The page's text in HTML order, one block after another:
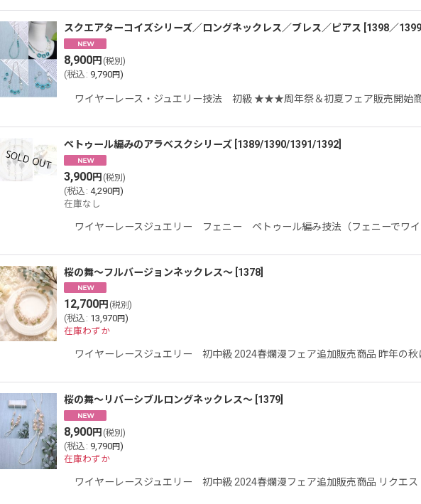
スクエアターコイズシリーズ／ロングネックレス／ブレス／ピアス 1398／
8,900円 (税別)
(税込 : 9,790円)
ワイヤーレース・ジュエリー技法 初級 ★★★周年祭＆初夏フェア販売開始
ペトゥール編みのアラベスクシリーズ 1389/1390/1391/1392
3,900円 (税別)
(税込 : 4,290円)
在庫なし
ワイヤーレースジュエリー フェニー ペトゥール編み技法（フェニーで
桜の舞〜フルバージョンネックレス〜 [1378]
12,700円 (税別)
(税込 : 13,970円)
在庫わずか
ワイヤーレースジュエリー 初中級 2024春爛漫フェア追加販売商品 昨年の
桜の舞〜リバーシブルロングネックレス〜 1379
8,900円 (税別)
(税込 : 9,790円)
在庫わずか
ワイヤーレースジュエリー 初中級 2024春爛漫フェア追加販売商品 リクエ